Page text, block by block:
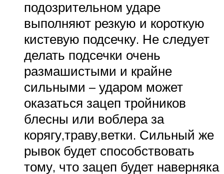
подозрительном ударе
выполняют резкую и короткую
кистевую подсечку. Не следует
делать подсечки очень
размашистыми и крайне
сильными – ударом может
оказаться зацеп тройников
блесны или воблера за
корягу,траву,ветки. Сильный же
рывок будет способствовать
тому, что зацеп будет наверняка